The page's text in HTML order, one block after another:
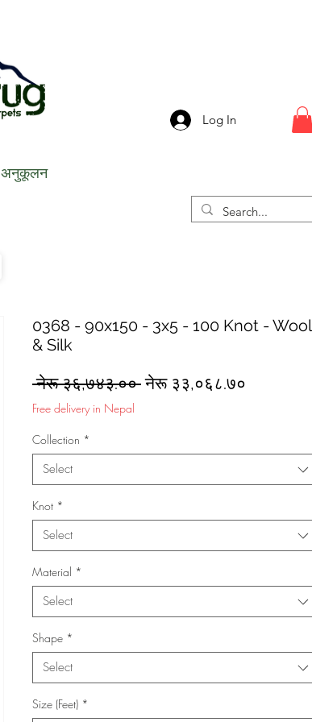
Log In
अनुकूलन
0368 - 90x150 - 3x5 - 100 Knot - Wool
& Silk
नेरू ३६,७४३.०० Regular
नेरू ३३,०६८.७०
Free delivery in Nepal
Collection *
Select
Knot *
Select
Material *
Select
Shape *
Select
Size (Feet) *